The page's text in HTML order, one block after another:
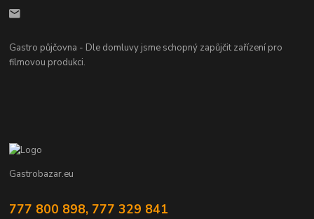
Gastro půjčovna - Dle domluvy jsme schopný zapůjčit zařízení pro
filmovou produkci.
Gastrobazar.eu
777 800 898, 777 329 841